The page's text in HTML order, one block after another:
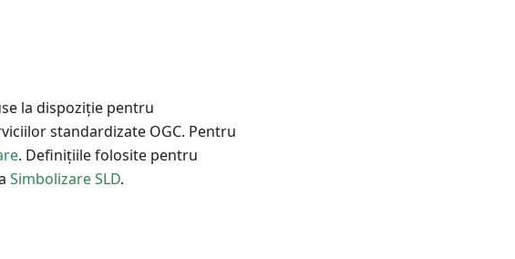
la dispoziție pentru
standardizate OGC. Pentru
. Definițiile folosite pentru
Simbolizare SLD.